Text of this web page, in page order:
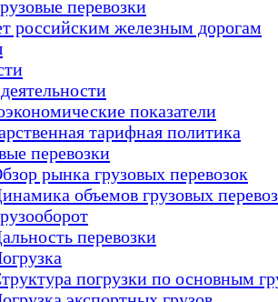
перевозки
российским железным дорогам
показатели
тарифная политика
перевозки
рынка грузовых перевозок
объемов грузовых
перевозки
погрузки по основным